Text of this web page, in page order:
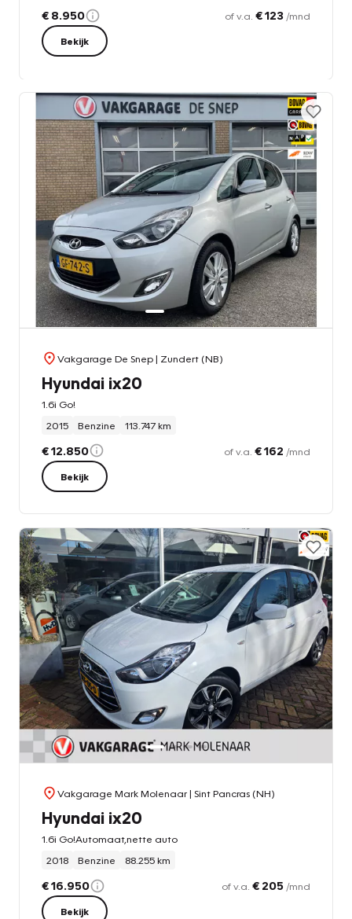
€ 8.950 of v.a. € 123 /mnd
Bekijk
Vakgarage De Snep| Zundert (NB)
Hyundai ix20
1.6i Go!
2015
Benzine 113.747 km
€ 12.850 of v.a. € 162 /mnd
Bekijk
Vakgarage Mark Molenaar| Sint Pancras (NH)
Hyundai ix20
1.6i Go!Automaat,nette auto
2018
Benzine 88.255 km
€ 16.950 of v.a. € 205 /mnd
Bekijk